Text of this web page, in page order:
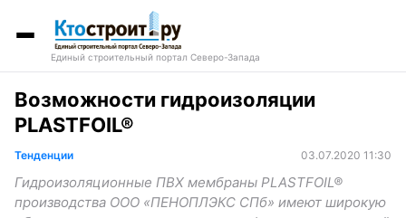
Единый строительный портал Северо-Запада
Возможности гидроизоляции
PLASTFOIL®
Тенденции 03.07.2020 11:30
Гидроизоляционные ПВХ мембраны PLASTFOIL®
производства ООО «ПЕНОПЛЭКС СПб» имеют широкую